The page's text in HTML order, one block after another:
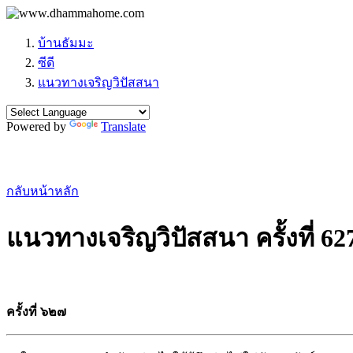
บ้านธัมมะ
ซีดี
แนวทางเจริญวิปัสสนา
Powered by Translate
กลับหน้าหลัก
แนวทางเจริญวิปัสสนา ครั้งที่
ครั้งที่ ๖๒๗